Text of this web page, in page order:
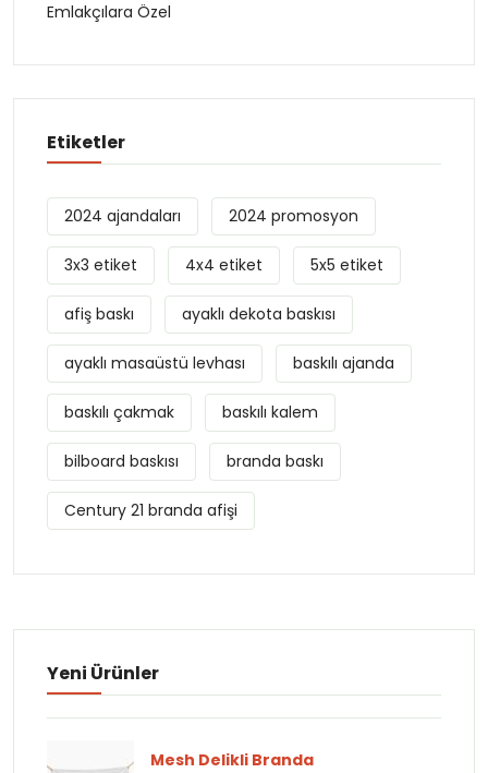
Emlakçılara Özel
Etiketler
2024 ajandaları 2024 promosyon
3x3 etiket 4x4 etiket 5x5 etiket
afiş baskı ayaklı dekota baskısı
ayaklı masaüstü levhası baskılı ajanda
baskılı çakmak baskılı kalem
bilboard baskısı branda baskı
Century 21 branda afişi
Yeni Ürünler
Mesh Delikli Branda